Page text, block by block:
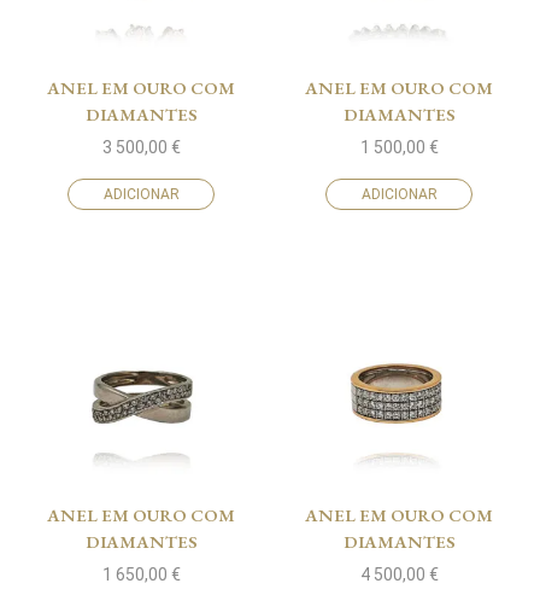
ANEL EM OURO COM
DIAMANTES
3 500,00 €
ADICIONAR
ANEL EM OURO COM
DIAMANTES
1 500,00 €
ADICIONAR
ANEL EM OURO COM
DIAMANTES
1 650,00 €
ANEL EM OURO COM
DIAMANTES
4 500,00 €